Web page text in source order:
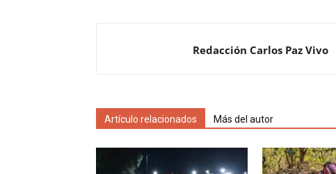
Redacción Carlos Paz Vivo
Artículo relacionados Más del autor